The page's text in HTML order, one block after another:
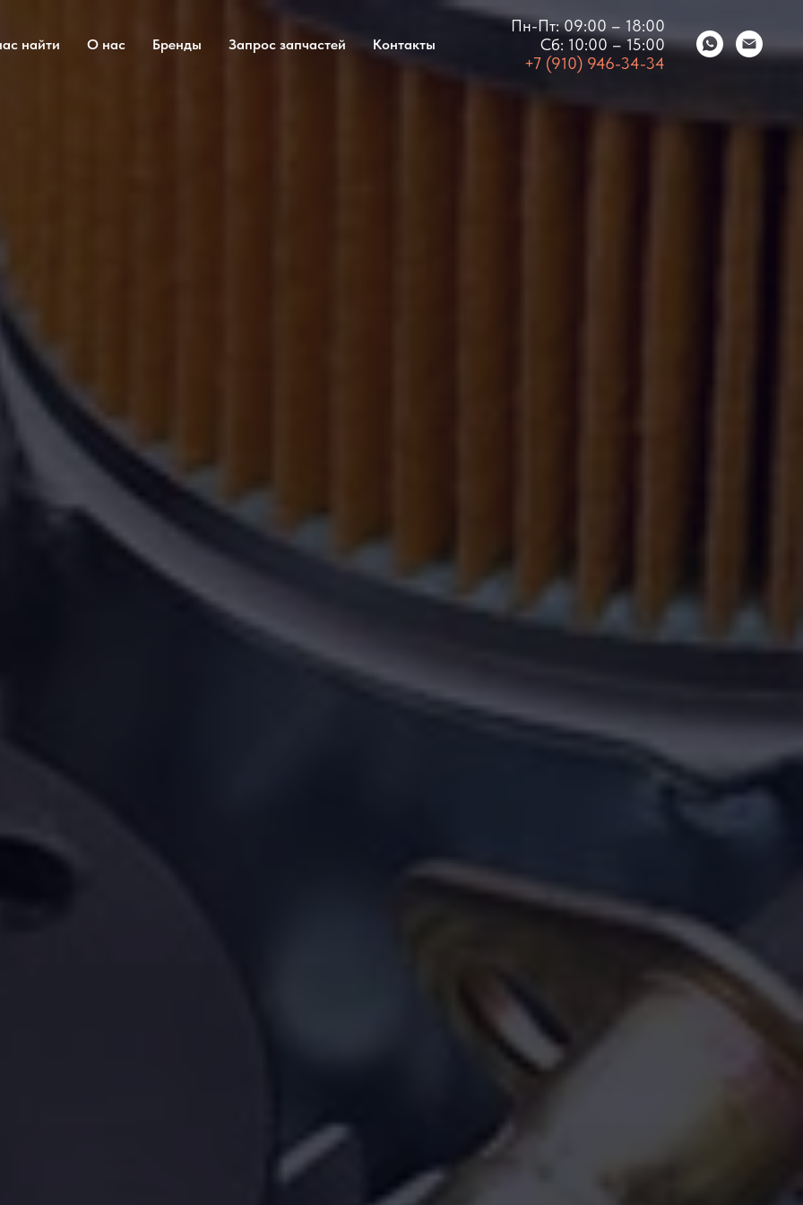
найти О нас Бренды Запрос запчастей Контакты
Пн-Пт: 09:00 – 18:00
Сб: 10:00 – 15:00
+7 (910) 946-34-34